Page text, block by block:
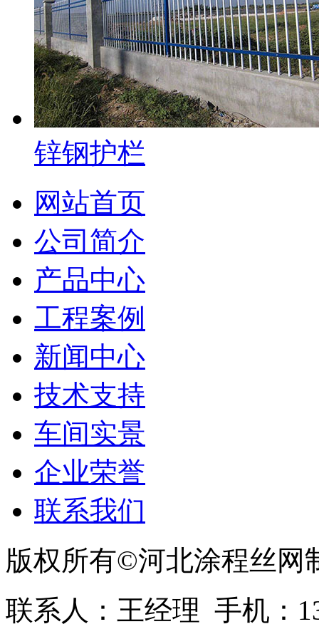
锌钢护栏
网站首页
公司简介
产品中心
工程案例
新闻中心
技术支持
车间实景
企业荣誉
联系我们
版权所有©河北涂程丝网
联系人：王经理 手机：